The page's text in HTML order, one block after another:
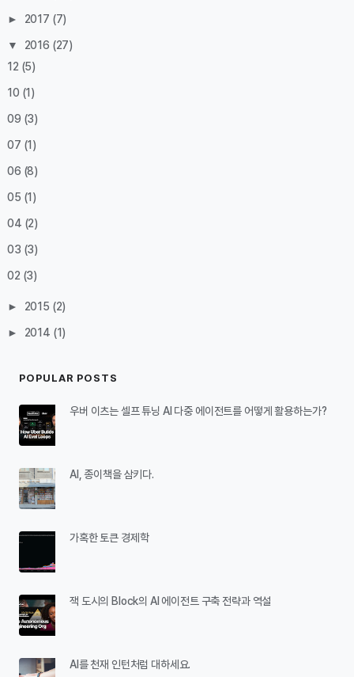
► 2017 (7)
▼ 2016 (27)
12 (5)
10 (1)
09 (3)
07 (1)
06 (8)
05 (1)
04 (2)
03 (3)
02 (3)
► 2015 (2)
► 2014 (1)
POPULAR POSTS
우버 이츠는 셀프 튜닝 AI 다중 에이전트를 어떻게 활용하는가?
AI, 종이책을 삼키다.
가혹한 토큰 경제학
잭 도시의 Block의 AI 에이전트 구축 전략과 역설
AI를 천재 인턴처럼 대하세요.